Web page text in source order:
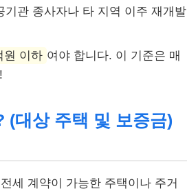
관 종사자나 타 지역 이주 재개발
원 이하 여야 합니다. 이 기준은 매
(대상 주택 및 보증금)
세 계약이 가능한 주택이나 주거